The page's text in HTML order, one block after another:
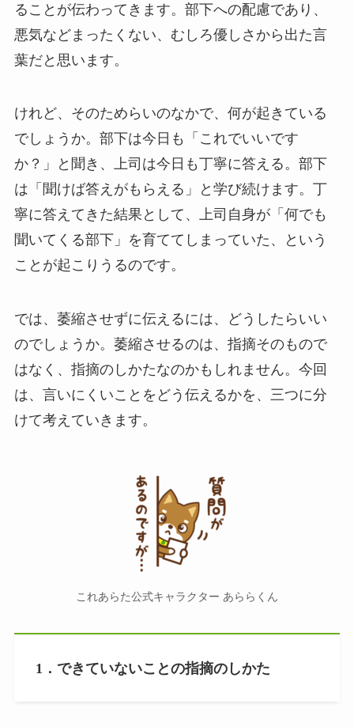
ることが伝わってきます。部下への配慮であり、
悪気などまったくない、むしろ優しさから出た言
葉だと思います。
けれど、そのためらいのなかで、何が起きている
でしょうか。部下は今日も「これでいいです
か？」と聞き、上司は今日も丁寧に答える。部下
は「聞けば答えがもらえる」と学び続けます。丁
寧に答えてきた結果として、上司自身が「何でも
聞いてくる部下」を育ててしまっていた、という
ことが起こりうるのです。
では、萎縮させずに伝えるには、どうしたらいい
のでしょうか。萎縮させるのは、指摘そのもので
はなく、指摘のしかたなのかもしれません。今回
は、言いにくいことをどう伝えるかを、三つに分
けて考えていきます。
これあらた公式キャラクター あららくん
1．できていないことの指摘のしかた